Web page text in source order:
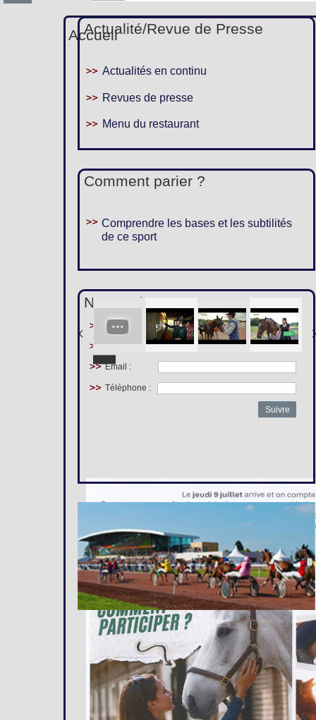
Accueil
Actualité/Revue de Presse
Actualités en continu
Revues de presse
Menu du restaurant
Comment parier ?
Comprendre les bases et les subtilités
de ce sport
Nous suivre :
Prénom :
Nom :
Email :
Téléphone :
Suivre